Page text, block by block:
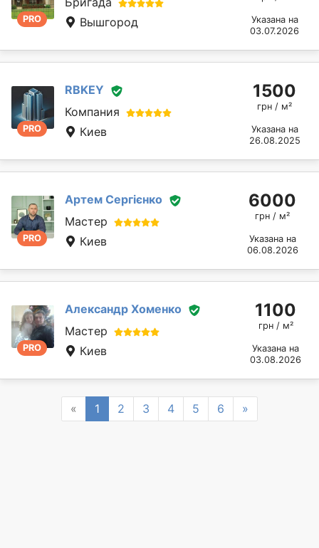
PRO
Вышгород
Указана на
03.07.2026
PRO
RBKEY
Компания
Киев
1500
грн / м²
Указана на
26.08.2025
PRO
Артем Сергієнко
Мастер
Киев
6000
грн / м²
Указана на
06.08.2026
PRO
Александр Хоменко
Мастер
Киев
1100
грн / м²
Указана на
03.08.2026
« Previous
1 2 3 4 5 6 »